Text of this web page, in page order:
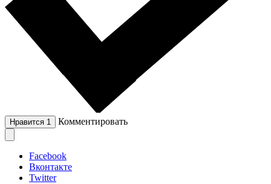
Нравится 1 Комментировать
Facebook
Вконтакте
Twitter